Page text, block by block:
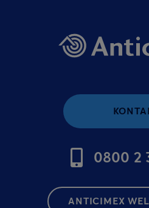
0800 2
ANTICIMEX